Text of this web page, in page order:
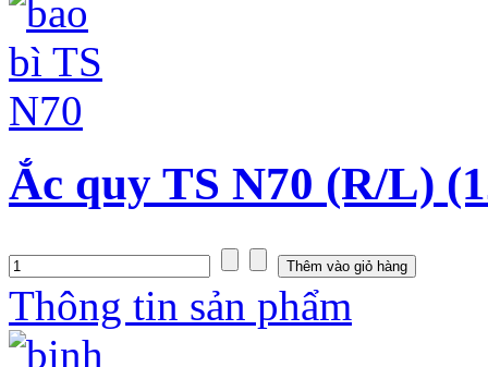
Ắc quy TS N70 (R/L)
Thông tin sản phẩm